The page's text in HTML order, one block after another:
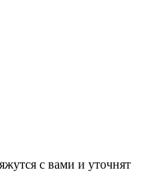
с вами и уточнят